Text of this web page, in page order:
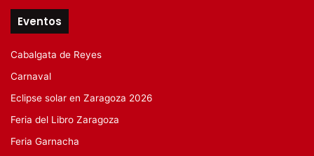
Eventos
Cabalgata de Reyes
Carnaval
Eclipse solar en Zaragoza 2026
Feria del Libro Zaragoza
Feria Garnacha